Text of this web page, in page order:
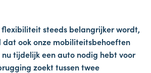
steeds belangrijker wordt,
dat ook onze mobiliteitsbehoeften
tijdelijk een auto nodig hebt voor
zoekt tussen twee